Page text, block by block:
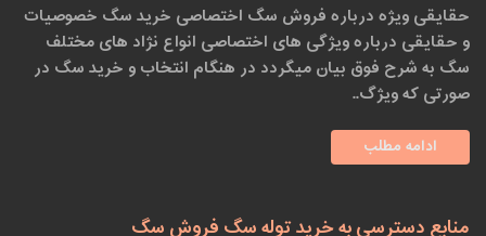
حقایقی ویژه درباره فروش سگ اختصاصی خرید سگ خصوصیات
و حقایقی درباره ویژگی های اختصاصی انواع نژاد های مختلف
سگ به شرح فوق بیان میگردد در هنگام انتخاب و خرید سگ در
صورتی که ویژگ..
ادامه مطلب
منابع دسترسی به خرید توله سگ فروش سگ